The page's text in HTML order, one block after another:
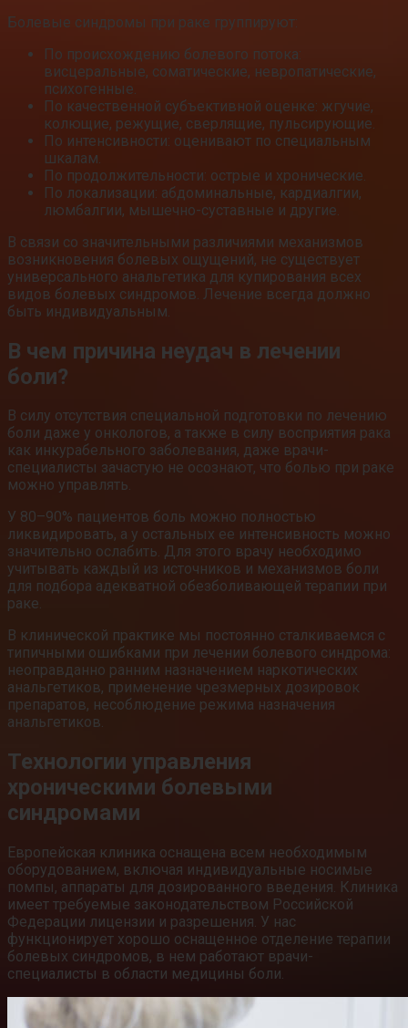
Болевые синдромы при раке группируют:
По происхождению болевого потока:
висцеральные, соматические, невропатические,
психогенные.
По качественной субъективной оценке: жгучие,
колющие, режущие, сверлящие, пульсирующие.
По интенсивности: оценивают по специальным
шкалам.
По продолжительности: острые и хронические.
По локализации: абдоминальные, кардиалгии,
люмбалгии, мышечно-суставные и другие.
В связи со значительными различиями механизмов
возникновения болевых ощущений, не существует
универсального анальгетика для купирования всех
видов болевых синдромов. Лечение всегда должно
быть индивидуальным.
В чем причина неудач в лечении
боли?
В силу отсутствия специальной подготовки по лечению
боли даже у онкологов, а также в силу восприятия рака
как инкурабельного заболевания, даже врачи-
специалисты зачастую не осознают, что болью при раке
можно управлять.
У 80–90% пациентов боль можно полностью
ликвидировать, а у остальных ее интенсивность можно
значительно ослабить. Для этого врачу необходимо
учитывать каждый из источников и механизмов боли
для подбора адекватной обезболивающей терапии при
раке.
В клинической практике мы постоянно сталкиваемся с
типичными ошибками при лечении болевого синдрома:
неоправданно ранним назначением наркотических
анальгетиков, применение чрезмерных дозировок
препаратов, несоблюдение режима назначения
анальгетиков.
Технологии управления
хроническими болевыми
синдромами
Европейская клиника оснащена всем необходимым
оборудованием, включая индивидуальные носимые
помпы, аппараты для дозированного введения. Клиника
имеет требуемые законодательством Российской
Федерации лицензии и разрешения. У нас
функционирует хорошо оснащенное отделение терапии
болевых синдромов, в нем работают врачи-
специалисты в области медицины боли.